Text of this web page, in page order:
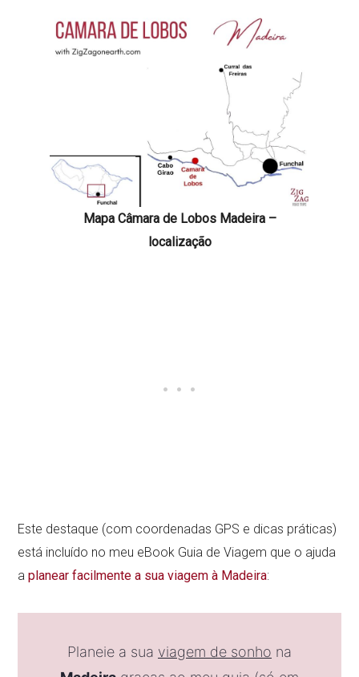
Mapa Câmara de Lobos Madeira –
localização
Este destaque (com coordenadas GPS e dicas práticas)
está incluído no meu eBook Guia de Viagem que o ajuda
aplanear facilmente a sua viagem à Madeira:
Planeie a sua viagem de sonho na